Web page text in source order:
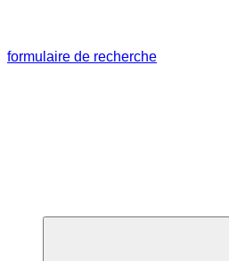
formulaire de recherche